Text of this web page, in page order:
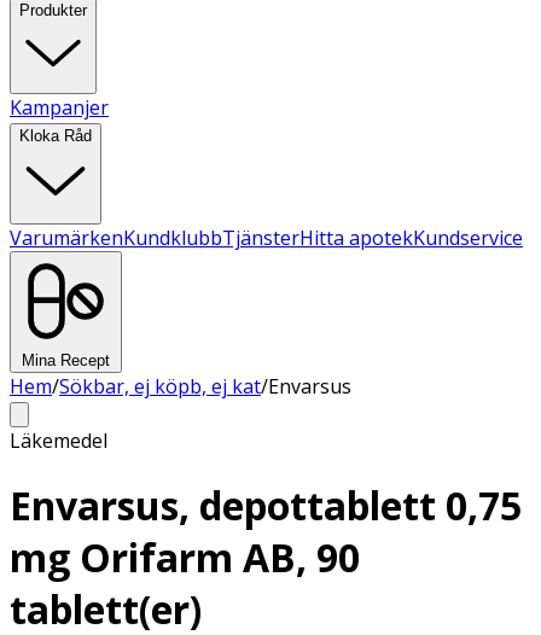
Produkter
Kampanjer
Kloka Råd
VarumärkenKundklubbTjänsterHitta apotekKundservice
Mina Recept
Hem/Sökbar, ej köpb, ej kat/Envarsus
Läkemedel
Envarsus, depottablett 0,75
mg Orifarm AB, 90
tablett(er)